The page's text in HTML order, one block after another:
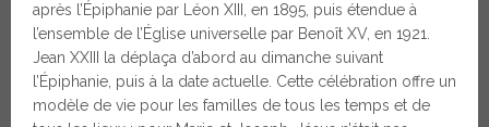
après l’Épiphanie par Léon XIII, en 1895, puis étendue à
l’ensemble de l’Église universelle par Benoît XV, en 1921.
Jean XXIII la déplaça d’abord au dimanche suivant
l’Épiphanie, puis à la date actuelle. Cette célébration offre un
modèle de vie pour les familles de tous les temps et de